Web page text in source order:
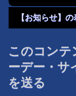
【お知らせ】
このコンテ
ーデー・サ
を送る